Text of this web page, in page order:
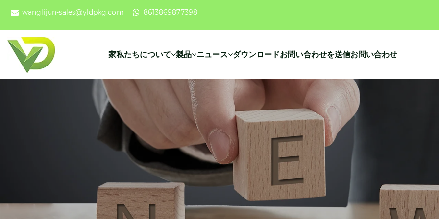
wanglijun-sales@yldpkg.com 8613869877398
家私たちについて 製品 ニュース ダウンロードお問い合わせを送信お問い合わせ